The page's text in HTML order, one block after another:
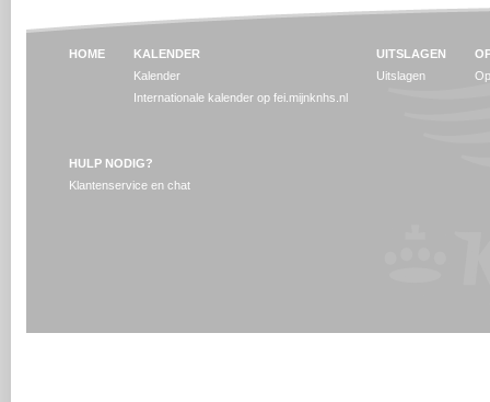
HOME
KALENDER
Kalender
Internationale kalender op fei.mijnknhs.nl
UITSLAGEN
Uitslagen
HULP NODIG?
Klantenservice en chat